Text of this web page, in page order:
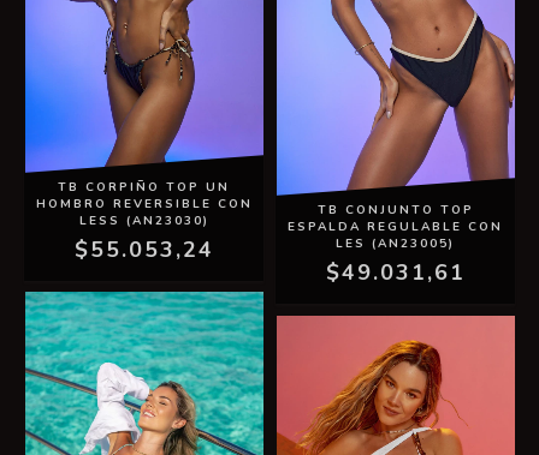
TB CORPIÑO TOP UN
HOMBRO REVERSIBLE CON
LESS (AN23030)
$55.053,24
TB CONJUNTO TOP
ESPALDA REGULABLE CON
LES (AN23005)
$49.031,61